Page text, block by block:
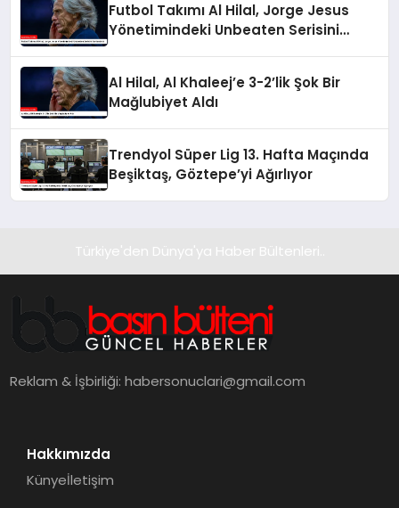
Futbol Takımı Al Hilal, Jorge Jesus
Yönetimindeki Unbeaten Serisini
Al Hilal, Al Khaleej’e 3-2’lik Şok Bir
Mağlubiyet Aldı
Trendyol Süper Lig 13. Hafta Maçında
Beşiktaş, Göztepe’yi Ağırlıyor
Türkiye'den Dünya'ya Haber Bültenleri..
Reklam & İşbirliği:habersonuclari@gmail.com
Hakkımızda
Künyeİletişim